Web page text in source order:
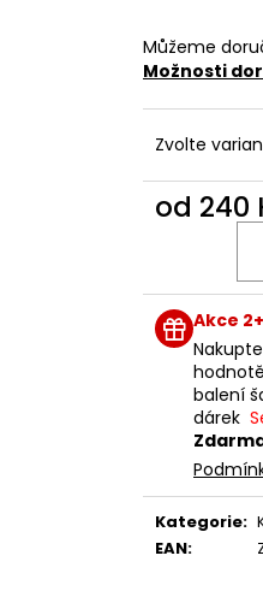
Můžeme
Možnosti
Zvolte
od 240
Akce
balení
dárek
Kategorie:
EAN: